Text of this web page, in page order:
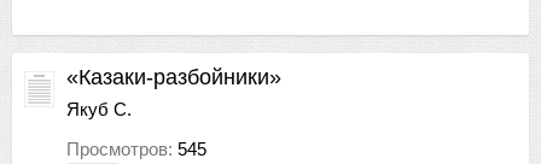
«Казаки-разбойники»
Якуб С.
Просмотров: 545